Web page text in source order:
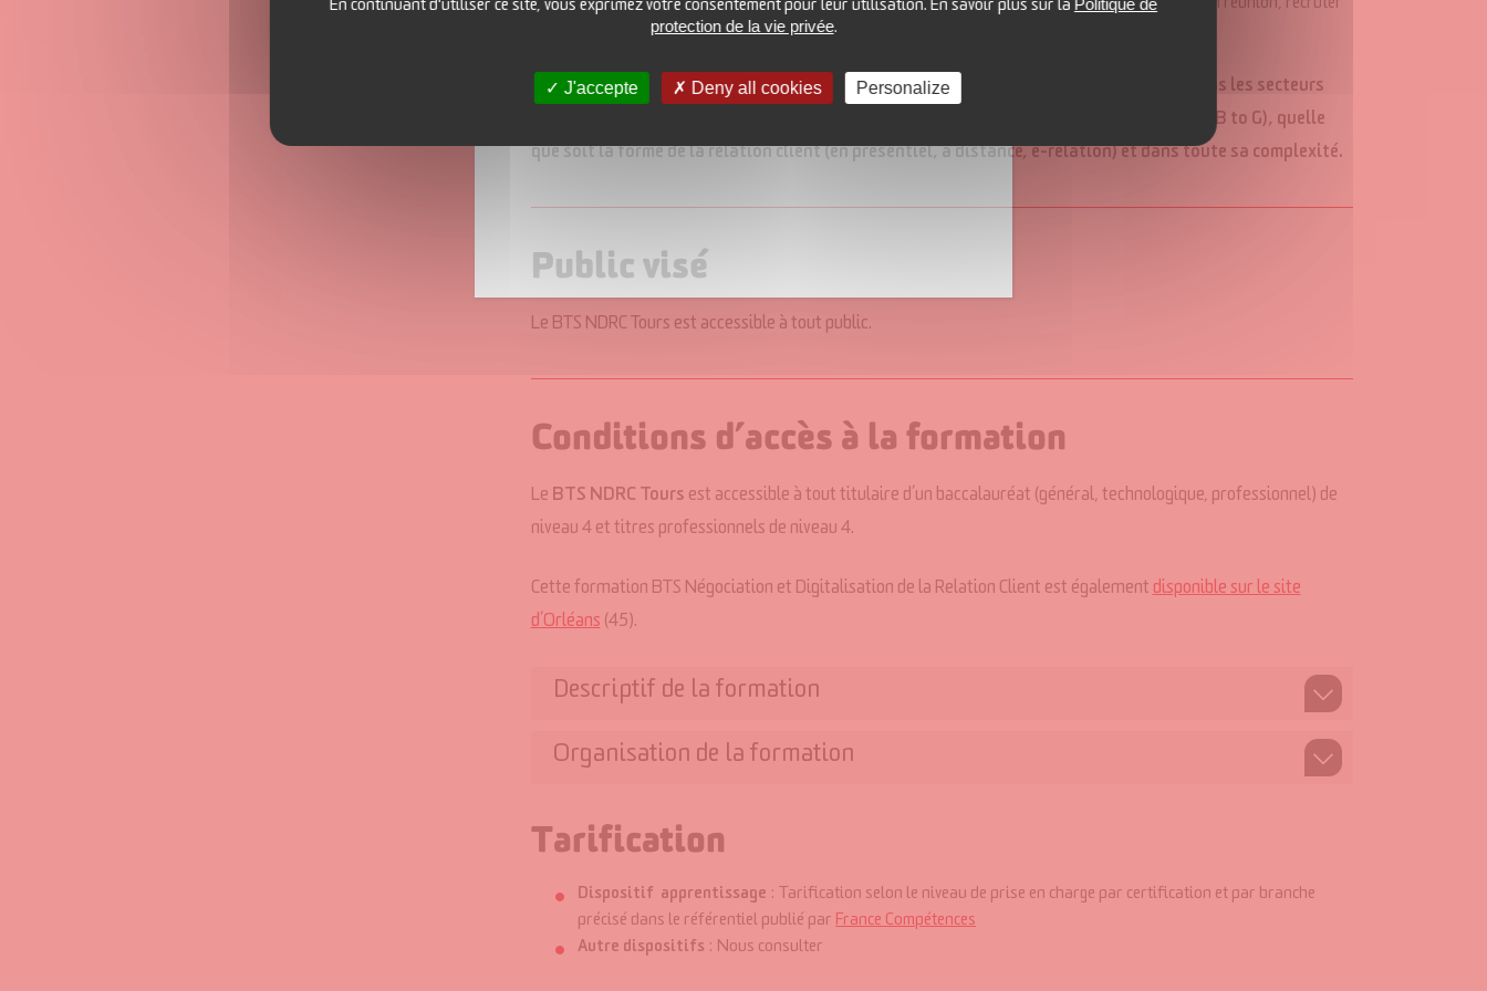
Créer et animer un réseau de vente directe : prospecter, organiser des rencontres et vendre en réunion, recruter
et former des vendeurs à domicile indépendants et impulser une dynamique de réseau.
Le technicien supérieur NDRC est un commercial généraliste, capable d’exercer dans tous les secteurs
d’activités et dans tout type d’organisation, avec tout type de clientèle (B to B, B to C, B to G), quelle
que soit la forme de la relation client (en présentiel, à distance, e-relation) et dans toute sa complexité.
Public visé
Le BTS NDRC Tours est accessible à tout public.
Conditions d’accès à la formation
Le BTS NDRC Tours est accessible à tout titulaire d’un baccalauréat (général, technologique, professionnel) de
niveau 4 et titres professionnels de niveau 4.
Cette formation BTS Négociation et Digitalisation de la Relation Client est égalementdisponible sur le site
d’Orléans(45).
Descriptif de la formation
Contenu de la formation
1350 heures de formation réparties sur deux années :
Blocs de compétences Durée (en heures)
Bloc 1 : Relation client et négociation vente
Organisation de la formation
Entrée de formation
Un entretien conseil est mené par un Chargé de Relation Client (CRC), qui s’assure du projet professionnel et
Tarification
Dispositif apprentissage : Tarification selon le niveau de prise en charge par certification et par branche
précisé dans le référentiel publié par France Compétences
Autre dispositifs : Nous consulter
En continuant d'utiliser ce site, vous exprimez votre consentement pour leur utilisation. En savoir plus sur laPolitique de
protection de la vie privée.
J'accepte Deny all cookies Personalize